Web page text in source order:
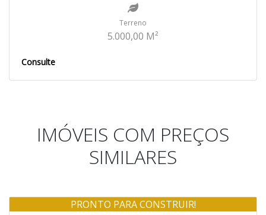
Terreno
5.000,00 M²
Consulte
IMÓVEIS COM PREÇOS
SIMILARES
Venda
PRONTO PARA CONSTRUIR!